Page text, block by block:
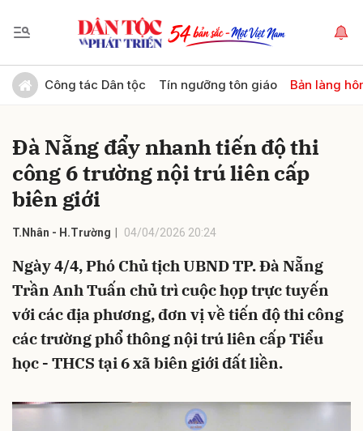
Công tác Dân tộc Tín ngưỡng tôn giáo Bản làng
Đà Nẵng đẩy nhanh tiến độ thi
công 6 trường nội trú liên cấp
biên giới
T.Nhân - H.Trường 04/04/2026 20:24
Ngày 4/4, Phó Chủ tịch UBND TP. Đà Nẵng
Trần Anh Tuấn chủ trì cuộc họp trực tuyến
với các địa phương, đơn vị về tiến độ thi công
các trường phổ thông nội trú liên cấp Tiểu
học - THCS tại 6 xã biên giới đất liền.
Gửi bình luận